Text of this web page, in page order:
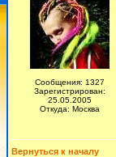
Сообщения: 1327
Зарегистрирован:
25.05.2005
Откуда: Москва
Вернуться к началу